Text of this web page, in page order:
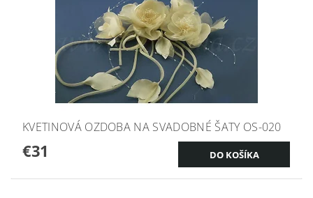
KVETINOVÁ OZDOBA NA SVADOBNÉ ŠATY OS-020
€31